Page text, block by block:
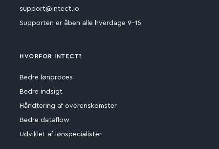
support@intect.io
Supporten er åben alle hverdage 9-15
HVORFOR INTECT?
Bedre lønproces
Bedre indsigt
Håndtering af overenskomster
Bedre dataflow
Udviklet af lønspecialister